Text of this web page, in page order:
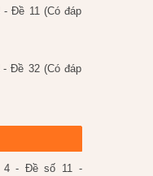
Đề 11 (Có đáp
Đề 32 (Có đáp
4 - Đề số 11 -